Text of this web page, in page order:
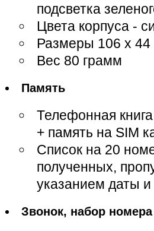
подсветка
Цвета корпуса -
Размеры 106 x
Вес 80 грамм
Память
Телефонная
+ память на SIM
Список на 20
полученных,
указанием даты
Звонок, набор номера